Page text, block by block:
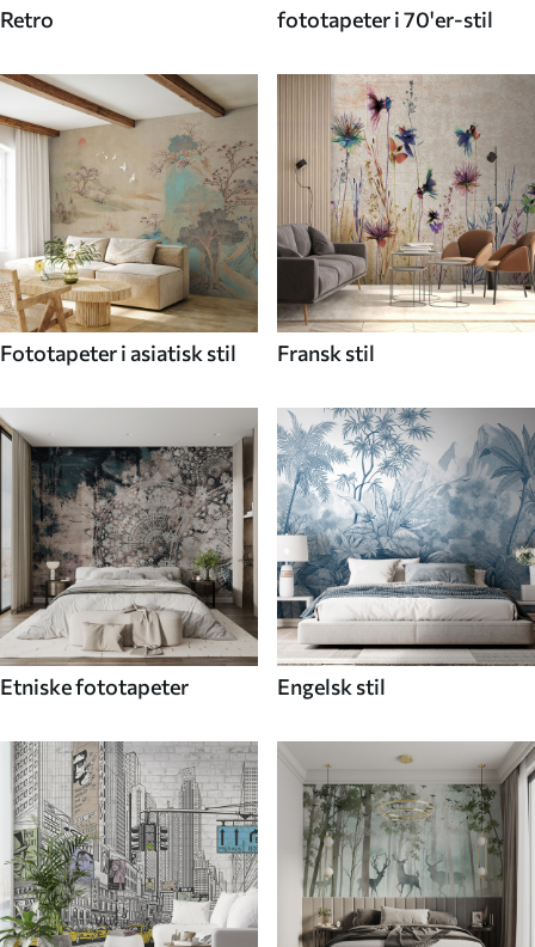
Retro fototapeter i 70'er-stil
Fototapeter i asiatisk stil Fransk stil
Etniske fototapeter Engelsk stil